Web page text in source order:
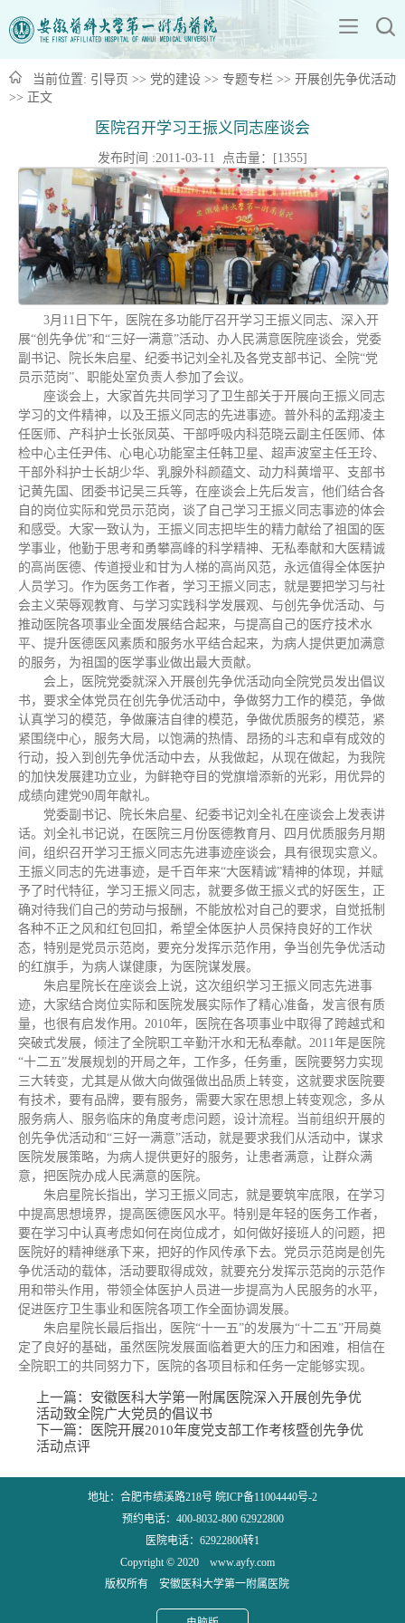
当前位置: 引导页 >> 党的建设 >> 专题专栏 >> 开展创先争优活动
>> 正文
医院召开学习王振义同志座谈会
发布时间 :2011-03-11 点击量：[1355]
3月11日下午，医院在多功能厅召开学习王振义同志、深入开
展“创先争优”和“三好一满意”活动、办人民满意医院座谈会，党委
副书记、院长朱启星、纪委书记刘全礼及各党支部书记、全院“党
员示范岗”、职能处室负责人参加了会议。
座谈会上，大家首先共同学习了卫生部关于开展向王振义同志
学习的文件精神，以及王振义同志的先进事迹。普外科的孟翔凌主
任医师、产科护士长张凤英、干部呼吸内科范晓云副主任医师、体
检中心主任尹伟、心电心功能室主任韩卫星、超声波室主任王玲、
干部外科护士长胡少华、乳腺外科颜蕴文、动力科黄增平、支部书
记黄先国、团委书记吴三兵等，在座谈会上先后发言，他们结合各
自的岗位实际和党员示范岗，谈了自己学习王振义同志事迹的体会
和感受。大家一致认为，王振义同志把毕生的精力献给了祖国的医
学事业，他勤于思考和勇攀高峰的科学精神、无私奉献和大医精诚
的高尚医德、传道授业和甘为人梯的高尚风范，永远值得全体医护
人员学习。作为医务工作者，学习王振义同志，就是要把学习与社
会主义荣辱观教育、与学习实践科学发展观、与创先争优活动、与
推动医院各项事业全面发展结合起来，与提高自己的医疗技术水
平、提升医德医风素质和服务水平结合起来，为病人提供更加满意
的服务，为祖国的医学事业做出最大贡献。
会上，医院党委就深入开展创先争优活动向全院党员发出倡议
书，要求全体党员在创先争优活动中，争做努力工作的模范，争做
认真学习的模范，争做廉洁自律的模范，争做优质服务的模范，紧
紧围绕中心，服务大局，以饱满的热情、昂扬的斗志和卓有成效的
行动，投入到创先争优活动中去，从我做起，从现在做起，为我院
的加快发展建功立业，为鲜艳夺目的党旗增添新的光彩，用优异的
成绩向建党90周年献礼。
党委副书记、院长朱启星、纪委书记刘全礼在座谈会上发表讲
话。刘全礼书记说，在医院三月份医德教育月、四月优质服务月期
间，组织召开学习王振义同志先进事迹座谈会，具有很现实意义。
王振义同志的先进事迹，是千百年来“大医精诚”精神的体现，并赋
予了时代特征，学习王振义同志，就要多做王振义式的好医生，正
确对待我们自己的劳动与报酬，不能放松对自己的要求，自觉抵制
各种不正之风和红包回扣，希望全体医护人员保持良好的工作状
态，特别是党员示范岗，要充分发挥示范作用，争当创先争优活动
的红旗手，为病人谋健康，为医院谋发展。
朱启星院长在座谈会上说，这次组织学习王振义同志先进事
迹，大家结合岗位实际和医院发展实际作了精心准备，发言很有质
量，也很有启发作用。2010年，医院在各项事业中取得了跨越式和
突破式发展，倾注了全院职工辛勤汗水和无私奉献。2011年是医院
“十二五”发展规划的开局之年，工作多，任务重，医院要努力实现
三大转变，尤其是从做大向做强做出品质上转变，这就要求医院要
有技术，要有品牌，要有服务，需要大家在思想上转变观念，多从
服务病人、服务临床的角度考虑问题，设计流程。当前组织开展的
创先争优活动和“三好一满意”活动，就是要求我们从活动中，谋求
医院发展策略，为病人提供更好的服务，让患者满意，让群众满
意，把医院办成人民满意的医院。
朱启星院长指出，学习王振义同志，就是要筑牢底限，在学习
中提高思想境界，提高医德医风水平。特别是年轻的医务工作者，
要在学习中认真考虑如何在岗位成才，如何做好接班人的问题，把
医院好的精神继承下来，把好的作风传承下去。党员示范岗是创先
争优活动的载体，活动要取得成效，就要充分发挥示范岗的示范作
用和带头作用，带领全体医护人员进一步提高为人民服务的水平，
促进医疗卫生事业和医院各项工作全面协调发展。
朱启星院长最后指出，医院“十一五”的发展为“十二五”开局奠
定了良好的基础，虽然医院发展面临着更大的压力和困难，相信在
全院职工的共同努力下，医院的各项目标和任务一定能够实现。
上一篇： 安徽医科大学第一附属医院深入开展创先争优
活动致全院广大党员的倡议书
下一篇：
医院开展2010年度党支部工作考核暨创先争优
活动点评
地址：合肥市绩溪路218号 皖ICP备11004440号-2
预约电话：400-8032-800 62922800
医院电话：62922800转1
Copyright © 2020 www.ayfy.com
版权所有 安徽医科大学第一附属医院